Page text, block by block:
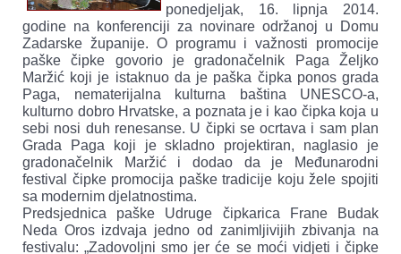
ponedjeljak, 16. lipnja 2014.
godine na konferenciji za novinare održanoj u Domu
Zadarske županije. O programu i važnosti promocije
paške čipke govorio je gradonačelnik Paga Željko
Maržić koji je istaknuo da je paška čipka ponos grada
Paga, nematerijalna kulturna baština UNESCO-a,
kulturno dobro Hrvatske, a poznata je i kao čipka koja u
sebi nosi duh renesanse. U čipki se ocrtava i sam plan
Grada Paga koji je skladno projektiran, naglasio je
gradonačelnik Maržić i dodao da je Međunarodni
festival čipke promocija paške tradicije koju žele spojiti
sa modernim djelatnostima.
Predsjednica paške Udruge čipkarica Frane Budak
Neda Oros izdvaja jedno od zanimljivijih zbivanja na
festivalu: „Zadovoljni smo jer će se moći vidjeti i čipke